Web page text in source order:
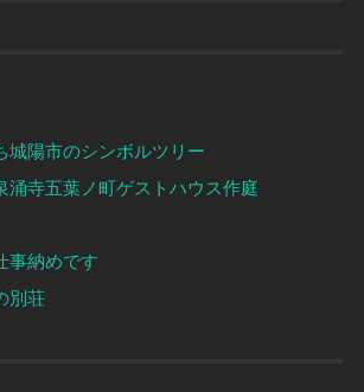
陽市のシンボルツリー
寺五葉ノ町ゲストハウス作庭
納めです
別荘